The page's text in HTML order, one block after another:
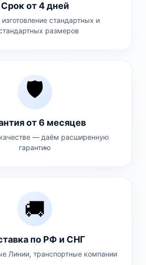
Срок от 4 дней
стандартных и
размеров
🛡️
от 6 месяцев
— даём расширенную
гарантию
🚚
по РФ и СНГ
Линии, транспортные компании